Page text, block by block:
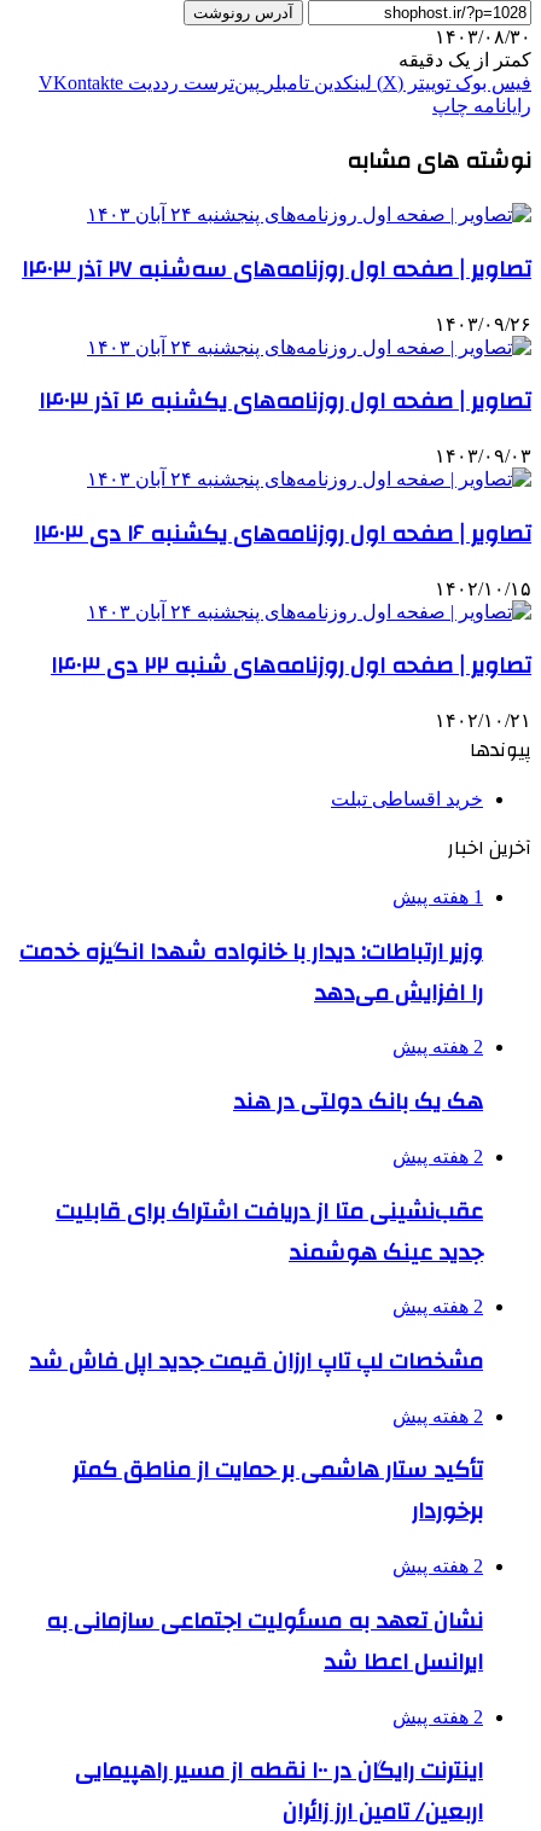
آدرس رونوشت
۱۴۰۳/۰۸/۳۰
کمتر از یک دقیقه
فیس بوک توییتر (X) لینکدین ‫تامبلر ‫پین‌ترست ‫رددیت ‫VKontakte
رایانامه چاپ
نوشته های مشابه
تصاویر | صفحه اول روزنامه‌های سه‌شنبه ۲۷ آذر ۱۴۰۳
۱۴۰۳/۰۹/۲۶
تصاویر | صفحه اول روزنامه‌های یکشنبه ۴ آذر ۱۴۰۳
۱۴۰۳/۰۹/۰۳
تصاویر | صفحه اول روزنامه‌های یکشنبه ۱۶ دی ۱۴۰۳
۱۴۰۲/۱۰/۱۵
تصاویر | صفحه اول روزنامه‌های شنبه ۲۲ دی ۱۴۰۳
۱۴۰۲/۱۰/۲۱
پیوندها
خرید اقساطی تبلت
آخرین اخبار
1 هفته پیش
وزیر ارتباطات: دیدار با خانواده شهدا انگیزه خدمت
را افزایش می‌دهد
2 هفته پیش
هک یک بانک دولتی در هند
2 هفته پیش
عقب‌نشینی متا از دریافت اشتراک برای قابلیت
جدید عینک هوشمند
2 هفته پیش
مشخصات لپ تاپ ارزان قیمت جدید اپل فاش شد
2 هفته پیش
تأکید ستار هاشمی بر حمایت از مناطق کمتر
برخوردار
2 هفته پیش
نشان تعهد به مسئولیت اجتماعی سازمانی به
ایرانسل اعطا شد
2 هفته پیش
اینترنت رایگان در ۱۰۰ نقطه از مسیر راهپیمایی
اربعین/ تامین ارز زائران